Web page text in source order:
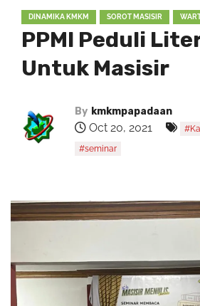
DINAMIKA KMKM SOROT MASISIR
PPMI Peduli
Untuk Masisir
By kmkmpapadaan
Oct 20, 2021
#seminar